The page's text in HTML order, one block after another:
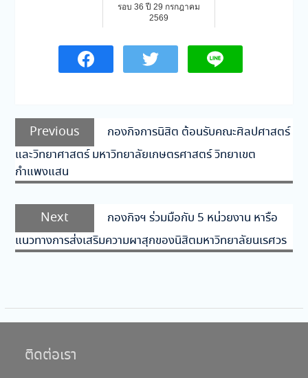
รอบ 36 ปี 29 กรกฎาคม
2569
แนะแนว
เรื่อง
Previous
Previous
post:
กองกิจการนิสิต ต้อนรับคณะศิลปศาสตร์
และวิทยาศาสตร์ มหาวิทยาลัยเกษตรศาสตร์ วิทยาเขต
กำแพงแสน
Next
Next
post:
กองกิจฯ ร่วมมือกับ 5 หน่วยงาน หารือ
แนวทางการส่งเสริมความผาสุกของนิสิตมหาวิทยาลัยนเรศวร
ติดต่อเรา